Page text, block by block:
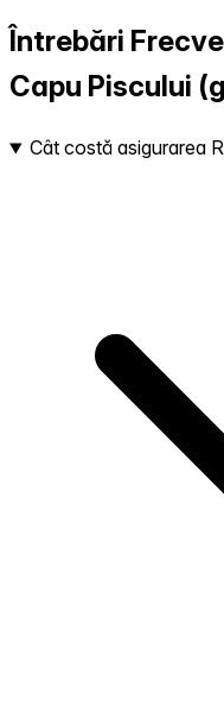
Întrebări
Capu Piscului
Cât costă asigurarea